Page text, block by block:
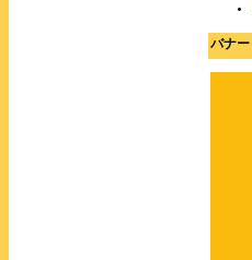
バナー